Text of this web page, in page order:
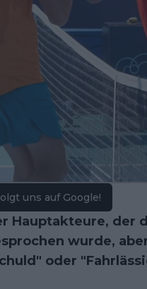
uns auf Google!
Hauptakteure, der
wurde,
oder